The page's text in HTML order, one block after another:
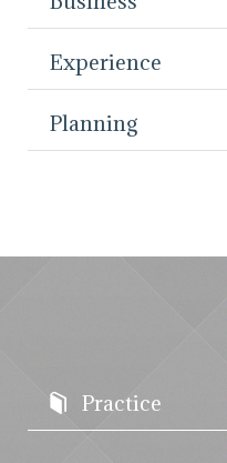
Experience
Planning
Practice